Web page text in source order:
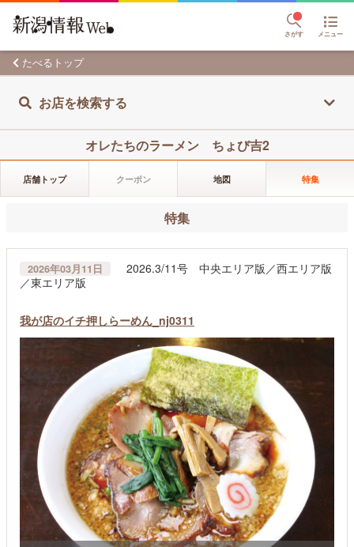
さがす メニュー
たべるトップ
お店を検索する
オレたちのラーメン ちょび吉2
店舗トップ クーポン 地図 特集
特集
2026年03月11日
2026.3/11号 中央エリア版／西エリア版
／東エリア版
我が店のイチ押しらーめん_nj0311